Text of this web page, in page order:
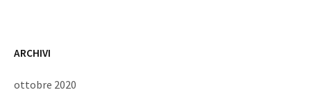
ARCHIVI
ottobre 2020